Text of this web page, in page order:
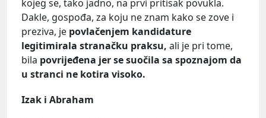
kojeg se, tako jadno, na prvi pritisak povukla.
Dakle, gospođa, za koju ne znam kako se zove i
preziva, je povlačenjem kandidature
legitimirala stranačku praksu, ali je pri tome,
bila povrijeđena jer se suočila sa spoznajom da
u stranci ne kotira visoko.
Izak i Abraham